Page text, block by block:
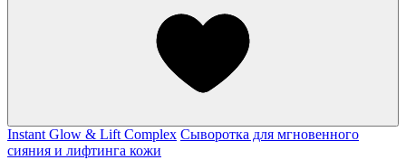
Instant Glow & Lift Complex Сыворотка для мгновенного
сияния и лифтинга кожи